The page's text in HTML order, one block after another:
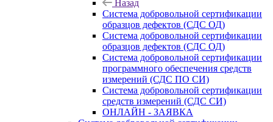
Назад
Система добровольной сертификации
образцов дефектов (СДС ОД)
Система добровольной сертификации
образцов дефектов (СДС ОД)
Система добровольной сертификации
программного обеспечения средств
измерений (СДС ПО СИ)
Система добровольной сертификации
средств измерений (СДС СИ)
ОНЛАЙН - ЗАЯВКА